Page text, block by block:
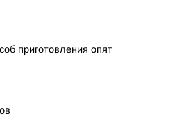
приготовления опят